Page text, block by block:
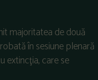
majoritatea de două
în sesiune plenară
extincţia, care se